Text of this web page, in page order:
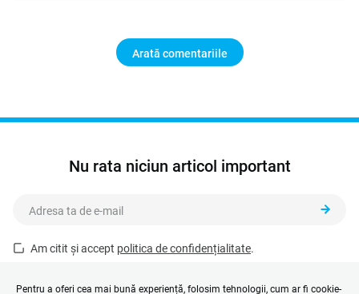
Pentru a oferi cea mai bună experiență, folosim tehnologii, cum ar fi cookie-
Arată comentariile
Nu rata niciun articol important
Am citit și accept politica de confidențialitate.
confidențialitateșiTermenii și condițiile Google.